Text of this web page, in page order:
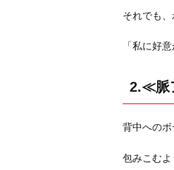
脈
リ
髪
5.
≪
ナ
それでも
「私に好
2.≪脈
背中へのボ
包みこむ